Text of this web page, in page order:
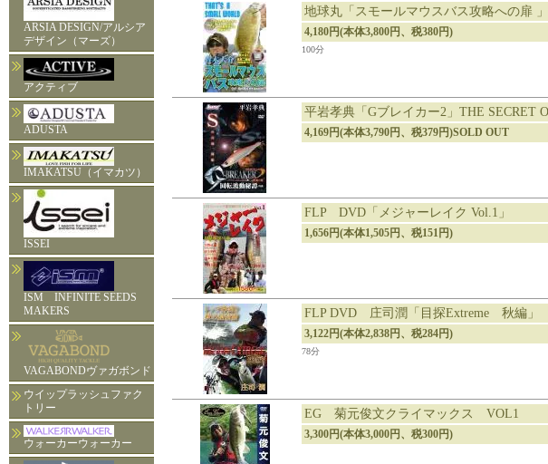
ARSIA DESIGN/アルシア
デザイン（マーズ）
アクティブ
ADUSTA
IMAKATSU（イマカツ）
ISSEI
ISM INFINITE SEEDS
MAKERS
VAGABONDヴァガボンド
ウイップラッシュファク
トリー
ウォーカーウォーカー
地球丸「スモールマウスバス攻略への扉
4,180円(本体3,800円、税380円)
100分
平岩孝典「Gブレイカー2」THE SECRET
4,169円(本体3,790円、税379円)SOLD OUT
FLP DVD「メジャーレイク Vol.1」
1,656円(本体1,505円、税151円)
FLP DVD 庄司潤「目探Extreme 秋編」
3,122円(本体2,838円、税284円)
78分
EG 菊元俊文クライマックス VOL1
3,300円(本体3,000円、税300円)